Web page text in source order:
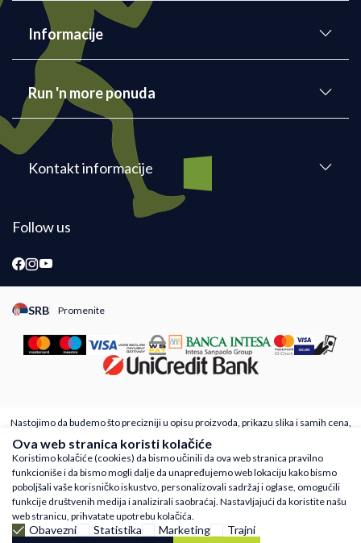
Informacije
Run 'n more ponuda
Kontakt informacije
Follow us
SRB Promenite
Promeni instancu sajta, posetite sajtove za druge zemlje
Nastojimo da budemo što precizniji u opisu proizvoda, prikazu slika i samih cena,
ali ne možemo garantovati da su sve informacije kompletne i bez grešaka. Svi
artikli prikazani na sajtu su deo naše ponude i ne podrazumeva da su dostupni u
svakom trenutku. Raspoloživost robe možete proveriti besplatnim pozivom Call
Centra na 011 4221410
©2026
www.runnmore.com Powered byNB SOFT Sva prava zadržana.
Ova web stranica koristi kolačiće
Koristimo kolačiće (cookies) da bismo učinili da ova web stranica pravilno
funkcioniše i da bismo mogli dalje da unapređujemo web lokaciju kako bismo
poboljšali vaše korisničko iskustvo, personalizovali sadržaj i oglase, omogućili
funkcije društvenih medija i analizirali saobraćaj. Nastavljajući da koristite našu
web stranicu, prihvatate upotrebu kolačića.
Obavezni Statistika Marketing Trajni